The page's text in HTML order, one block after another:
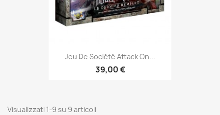
Jeu De Société Attack On...
39,00 €
Visualizzati 1-9 su 9 articoli